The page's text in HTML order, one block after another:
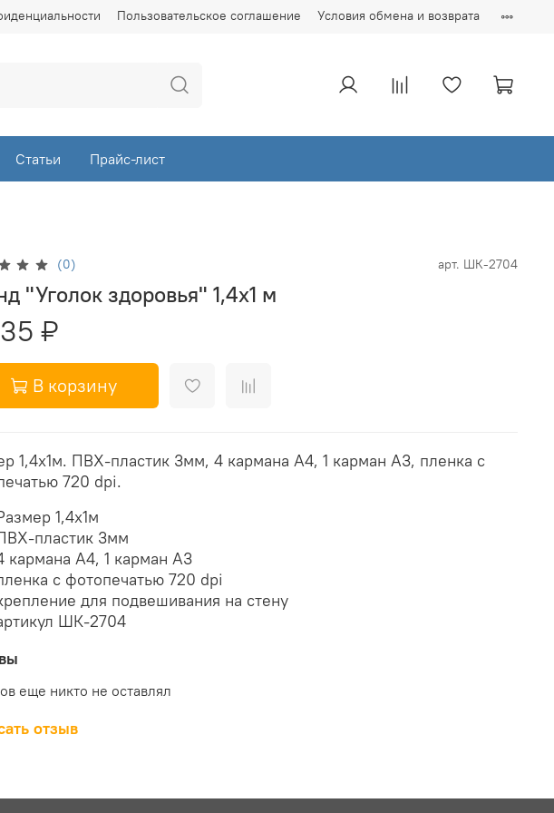
Пользовательское соглашение Условия обмена и возврата
Статьи Прайс-лист
(0) арт. ШК-2704
"Уголок здоровья" 1,4х1 м
₽
В корзину
1,4х1м. ПВХ-пластик 3мм, 4 кармана А4, 1 карман А3, пленка с
720 dpi.
1,4х1м
пластик 3мм
кармана А4, 1 карман А3
с фотопечатью 720 dpi
для подвешивания на стену
ШК-2704
еще никто не оставлял
отзыв